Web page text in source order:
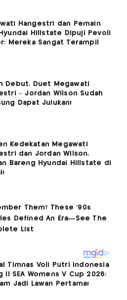
Hangestri dan Pemain
Hillstate Dipuji Pevoli
Mereka Sangat Terampil
Debut, Duet Megawati
– Jordan Wilson Sudah
Dapat Julukan!
Kedekatan Megawati
dan Jordan Wilson,
Bareng Hyundai Hillstate di
Timnas Voli Putri Indonesia
II SEA Womens V Cup 2026:
Jadi Lawan Pertama!